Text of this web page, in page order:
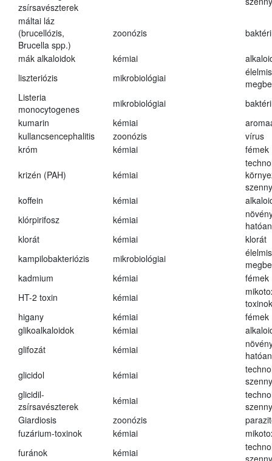
zsírsavészterek
máltai láz
(brucellózis,
Brucella spp.)
zoonózis
mák alkaloidok kémiai
liszteriózis
mikrobiológiai
Listeria
monocytogenes
mikrobiológiai
kumarin
kémiai
kullancsencephalitis
zoonózis
vírus
króm
kémiai fémek
krizén (PAH) kémiai
koffein
kémiai
klórpirifosz
kémiai
klorát
kémiai
klorát
kampilobakteriózis
mikrobiológiai
kadmium
kémiai
fémek
HT-2 toxin
kémiai
toxinok
higany
kémiai
fémek
glikoalkaloidok
kémiai
glifozát
kémiai
glicidol
kémiai
glicidil-
zsírsavészterek
kémiai
Giardiosis
zoonózis
fuzárium-toxinok
kémiai
furánok
kémiai